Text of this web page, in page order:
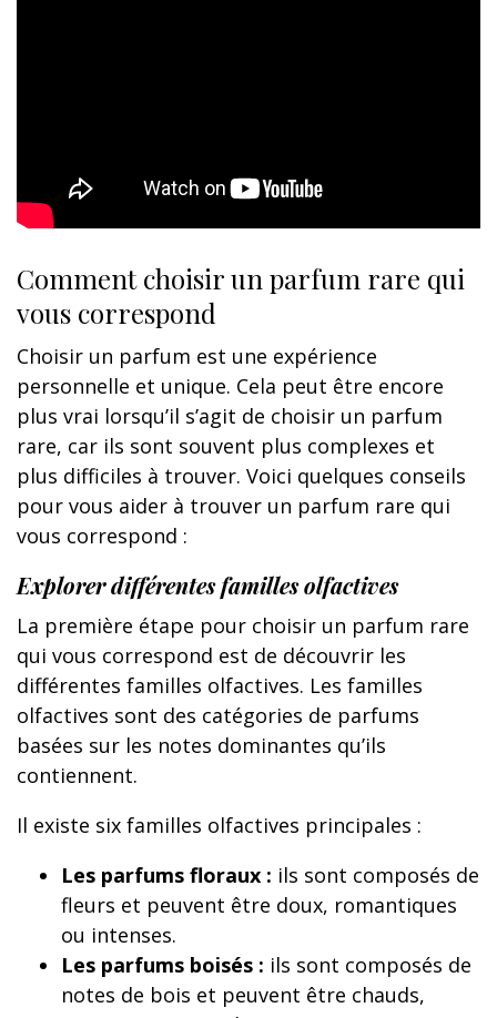
Comment choisir un parfum rare qui
vous correspond
Choisir un parfum est une expérience
personnelle et unique. Cela peut être encore
plus vrai lorsqu’il s’agit de choisir un parfum
rare, car ils sont souvent plus complexes et
plus difficiles à trouver. Voici quelques conseils
pour vous aider à trouver un parfum rare qui
vous correspond :
Explorer différentes familles olfactives
La première étape pour choisir un parfum rare
qui vous correspond est de découvrir les
différentes familles olfactives. Les familles
olfactives sont des catégories de parfums
basées sur les notes dominantes qu’ils
contiennent.
Il existe six familles olfactives principales :
Les parfums floraux : ils sont composés de
fleurs et peuvent être doux, romantiques
ou intenses.
Les parfums boisés : ils sont composés de
notes de bois et peuvent être chauds,